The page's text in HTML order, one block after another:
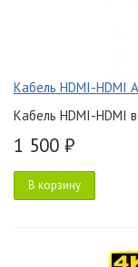
Кабель HDMI-HDMI
Кабель HDMI-HDMI
1 500 ₽
В корзину